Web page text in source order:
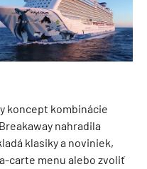
koncept kombinácie
nahradila
klasiky a noviniek,
carte menu alebo zvoliť